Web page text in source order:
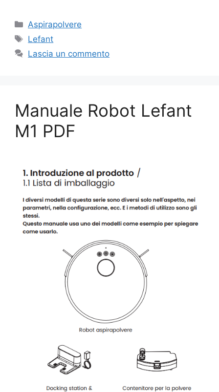
Categorie
Aspirapolvere
Tag
Lefant
Lascia un commento
Manuale Robot Lefant
M1 PDF